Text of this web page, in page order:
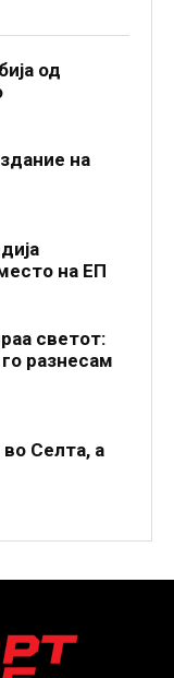
од
на
на ЕП
светот:
разнесам
во Селта, а